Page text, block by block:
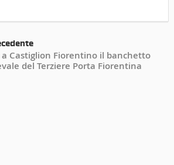
a Castiglion Fiorentino il banchetto
del Terziere Porta Fiorentina